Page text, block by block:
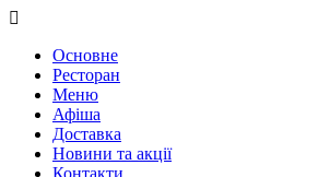
Основне
Ресторан
Меню
Афіша
Доставка
Новини та акції
Контакти